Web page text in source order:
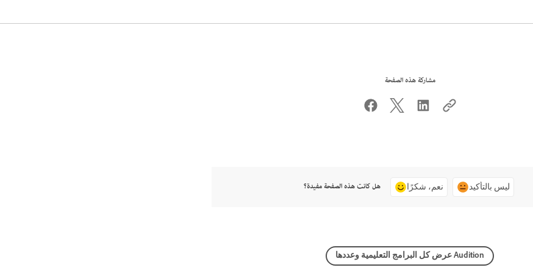
مشاركة هذه الصفحة
هل كانت هذه الصفحة مفيدة؟ نعم، شكرًا ليس بالتأكيد
عرض كل البرامج التعليمية وعددها Audition